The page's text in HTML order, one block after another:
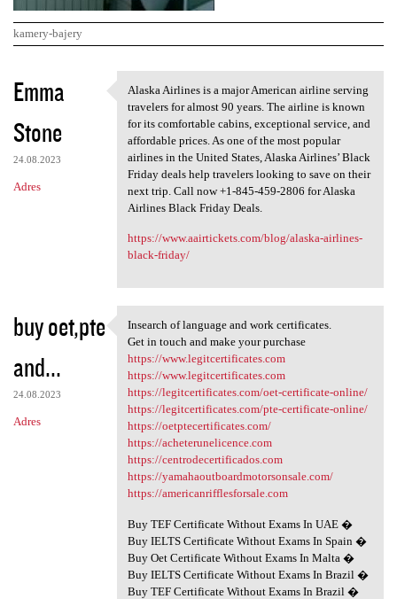
kamery-bajery
K
o
m
e
n
Emma
Stone
24.08.2023
Adres
Alaska Airlines is a major
Alaska Airlines is a major American airline serving
travelers for almost 90 years. The airline is known
for its comfortable cabins, exceptional service, and
affordable prices. As one of the most popular
airlines in the United States, Alaska Airlines’ Black
Friday deals help travelers looking to save on their
next trip. Call now +1-845-459-2806 for Alaska
Airlines Black Friday Deals.
https://www.aairtickets.com/blog/alaska-airlines-
black-friday/
buy oet,pte
and...
24.08.2023
Adres
Insearch of language and work
Insearch of language and work certificates.
Get in touch and make your purchase
https://www.legitcertificates.com
https://www.legitcertificates.com
https://legitcertificates.com/oet-certificate-online/
https://legitcertificates.com/pte-certificate-online/
https://oetptecertificates.com/
https://acheterunelicence.com
https://centrodecertificados.com
https://yamahaoutboardmotorsonsale.com/
https://americanrifflesforsale.com
Buy TEF Certificate Without Exams In UAE �
Buy IELTS Certificate Without Exams In Spain �
Buy Oet Certificate Without Exams In Malta �
Buy IELTS Certificate Without Exams In Brazil �
Buy TEF Certificate Without Exams In Brazil �